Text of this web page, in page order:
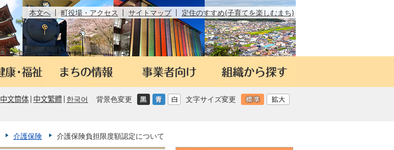
本文へ 町役場・アクセス サイトマップ 定住のすすめ(子育てを楽しむまち)
中文筒体 中文繁體 한국어 背景色変更 文字サイズ変更
介護保険 介護保険負担限度額認定について